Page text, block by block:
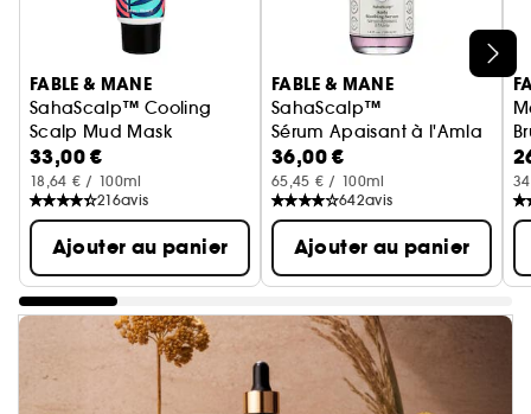
Ignorer le carrousel produits
FABLE & MANE
SahaScalp™ Cooling
Scalp Mud Mask
Masque pour le cuir chevelu
33,00 €
18,64 € / 100ml
216avis
Ajouter au panier
FABLE & MANE
SahaScalp™
Sérum Apaisant à l'Amla
36,00 €
65,45 € / 100ml
642avis
Ajouter au panier